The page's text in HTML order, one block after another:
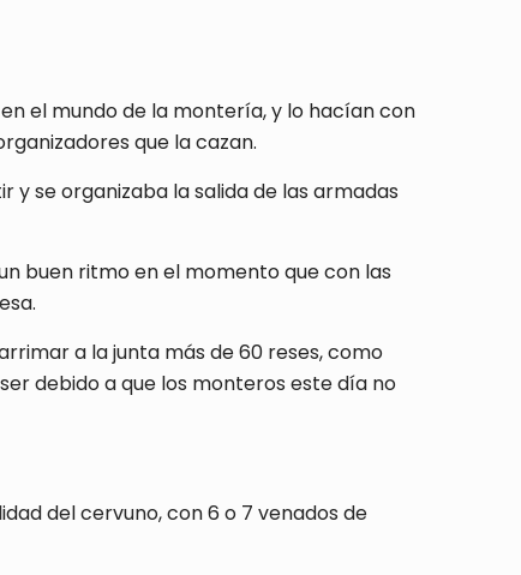
el mundo de la montería, y lo hacían con
que la cazan.
se organizaba la salida de las armadas
buen ritmo en el momento que con las
a la junta más de 60 reses, como
debido a que los monteros este día no
del cervuno, con 6 o 7 venados de